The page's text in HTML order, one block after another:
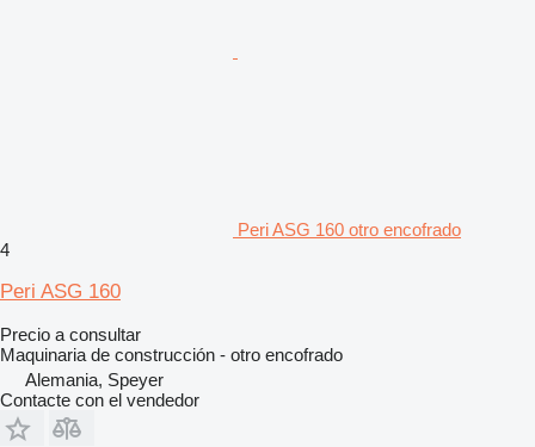
Peri ASG 160 otro encofrado
4
Peri ASG 160
Precio a consultar
Maquinaria de construcción - otro encofrado
Alemania, Speyer
Contacte con el vendedor